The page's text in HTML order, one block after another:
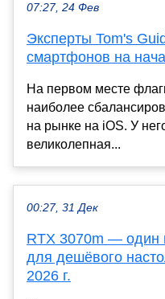
07:27, 24 Фев
Эксперты Tom's
смартфонов на
На первом месте
наиболее
на рынке на iOS. У
великолепная...
00:27, 31 Дек
RTX 3070m — один
для дешёвого
2026 г.